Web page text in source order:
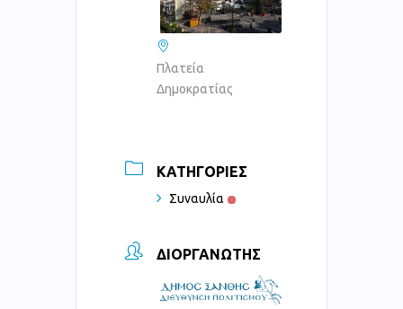
Πλατεία
Δημοκρατίας
ΚΑΤΗΓΟΡΊΕΣ
Συναυλία
ΔΙΟΡΓΑΝΩΤΉΣ